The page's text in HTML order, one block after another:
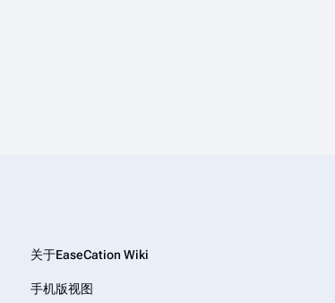
关于EaseCation Wiki
手机版视图